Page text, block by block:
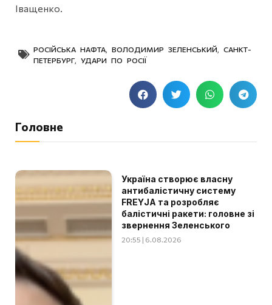
Іващенко.
РОСІЙСЬКА НАФТА ВОЛОДИМИР ЗЕЛЕНСЬКИЙ
САНКТ-
ПЕТЕРБУРГ
УДАРИ ПО РОСІЇ
Головне
Україна створює власну
антибалістичну систему
FREYJA та розробляє
балістичні ракети: головне зі
звернення Зеленського
20:55 | 6.08.2026